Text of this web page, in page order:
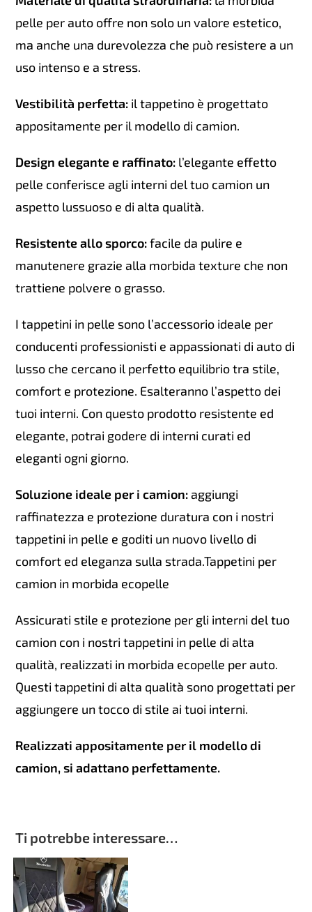
pelle per auto offre non solo un valore estetico,
ma anche una durevolezza che può resistere a un
uso intenso e a stress.
Vestibilità perfetta: il tappetino è progettato
appositamente per il modello di camion.
Design elegante e raffinato: l’elegante effetto
pelle conferisce agli interni del tuo camion un
aspetto lussuoso e di alta qualità.
Resistente allo sporco:facile da pulire e
manutenere grazie alla morbida texture che non
trattiene polvere o grasso.
I tappetini in pelle sono l’accessorio ideale per
conducenti professionisti e appassionati di auto di
lusso che cercano il perfetto equilibrio tra stile,
comfort e protezione. Esalteranno l’aspetto dei
tuoi interni. Con questo prodotto resistente ed
elegante, potrai godere di interni curati ed
eleganti ogni giorno.
Soluzione ideale per i camion: aggiungi
raffinatezza e protezione duratura con i nostri
tappetini in pelle e goditi un nuovo livello di
comfort ed eleganza sulla strada.Tappetini per
camion in morbida ecopelle
Assicurati stile e protezione per gli interni del tuo
camion con i nostri tappetini in pelle di alta
qualità, realizzati in morbida ecopelle per auto.
Questi tappetini di alta qualità sono progettati per
aggiungere un tocco di stile ai tuoi interni.
Realizzati appositamente per il modello di
camion, si adattano perfettamente.
Ti potrebbe interessare…